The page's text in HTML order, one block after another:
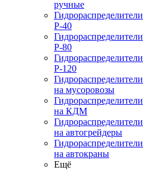
ручные
Гидрораспределители
Р-40
Гидрораспределители
Р-80
Гидрораспределители
Р-120
Гидрораспределители
на мусоровозы
Гидрораспределители
на КДМ
Гидрораспределители
на автогрейдеры
Гидрораспределители
на автокраны
Ещё